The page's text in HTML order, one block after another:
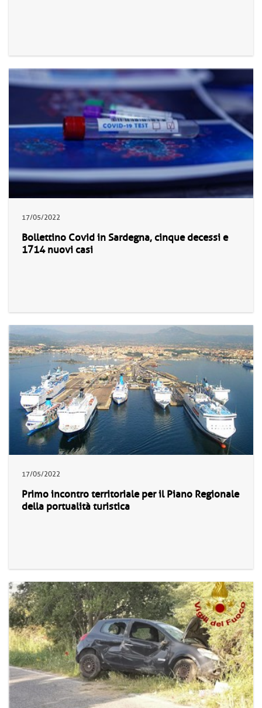
17/05/2022
Bollettino Covid in Sardegna, cinque decessi e
1714 nuovi casi
17/05/2022
Primo incontro territoriale per il Piano Regionale
della portualità turistica